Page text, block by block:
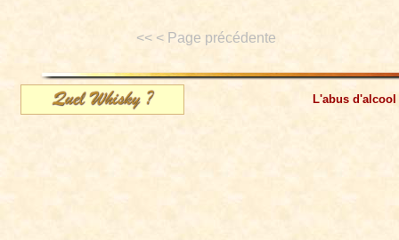
<< < Page précédente
L'abus